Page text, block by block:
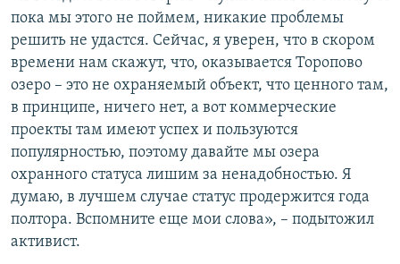
пока мы этого не поймем, никакие проблемы
решить не удастся. Сейчас, я уверен, что в скором
времени нам скажут, что, оказывается Торопово
озеро – это не охраняемый объект, что ценного там,
в принципе, ничего нет, а вот коммерческие
проекты там имеют успех и пользуются
популярностью, поэтому давайте мы озера
охранного статуса лишим за ненадобностью. Я
думаю, в лучшем случае статус продержится года
полтора. Вспомните еще мои слова», – подытожил
активист.